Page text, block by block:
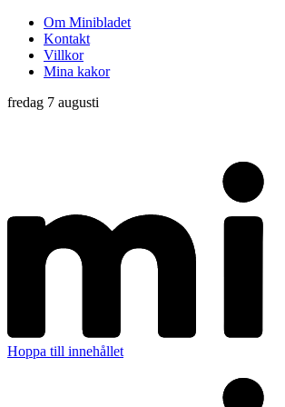
Om Minibladet
Kontakt
Villkor
Mina kakor
fredag 7 augusti
Hoppa till innehållet